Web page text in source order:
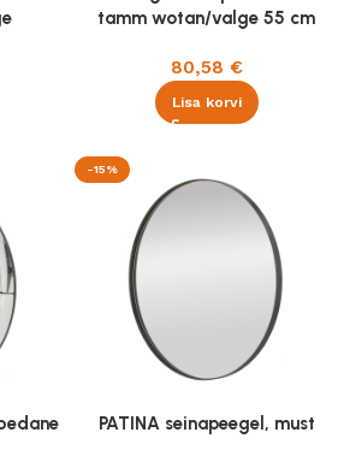
tamm wotan/valge 55 cm
80,58 €
Lisa korvi
-15%
PATINA seinapeegel, must